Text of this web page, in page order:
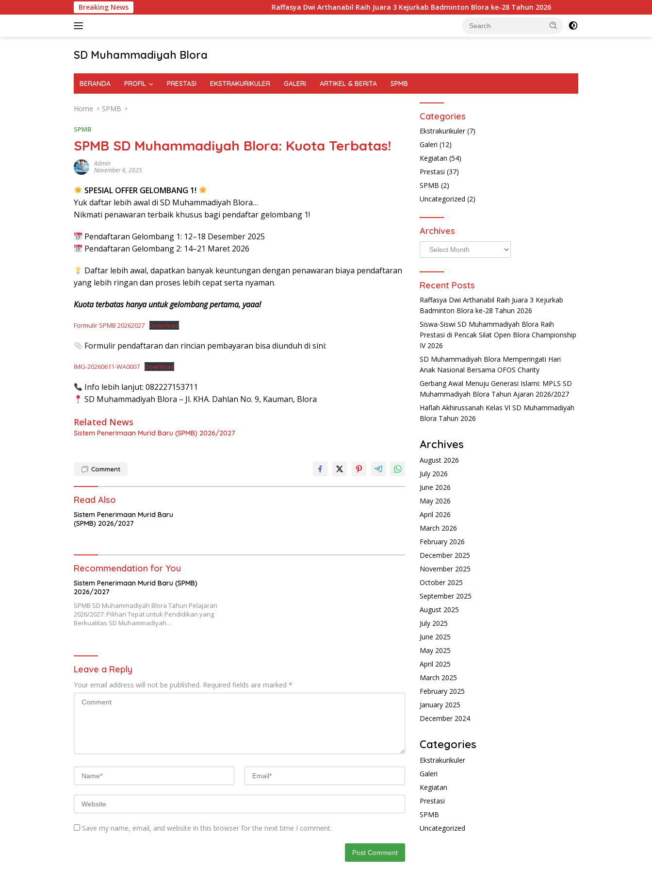
to
Breaking News Raffasya Dwi Arthanabil Raih Juara 3 Kejurkab Badminton Blora ke-28 Tahun 2026
SD Muhammadiyah Blora
BERANDA PROFIL PRESTASI EKSTRAKURIKULER GALERI ARTIKEL & BERITA SPMB
Home SPMB
SPMB
SPMB SD Muhammadiyah Blora: Kuota Terbatas!
Admin
November 6, 2025
SPESIAL OFFER GELOMBANG 1!
Yuk daftar lebih awal di SD Muhammadiyah Blora…
Nikmati penawaran terbaik khusus bagi pendaftar gelombang 1!
Pendaftaran Gelombang 1: 12–18 Desember 2025
Pendaftaran Gelombang 2: 14–21 Maret 2026
Daftar lebih awal, dapatkan banyak keuntungan dengan penawaran biaya pendaftaran
yang lebih ringan dan proses lebih cepat serta nyaman.
Kuota terbatas hanya untuk gelombang pertama, yaaa!
Formulir SPMB 20262027 Download
Formulir pendaftaran dan rincian pembayaran bisa diunduh di sini:
IMG-20260611-WA0007 Download
Info lebih lanjut: 082227153711
SD Muhammadiyah Blora – Jl. KHA. Dahlan No. 9, Kauman, Blora
Related News
Sistem Penerimaan Murid Baru (SPMB) 2026/2027
Comment
Read Also
Sistem Penerimaan Murid Baru
(SPMB) 2026/2027
Recommendation for You
Sistem Penerimaan Murid Baru (SPMB)
2026/2027
SPMB SD Muhammadiyah Blora Tahun Pelajaran
2026/2027: Pilihan Tepat untuk Pendidikan yang
Berkualitas SD Muhammadiyah…
Leave a Reply
Your email address will not be published. Required fields are marked *
Save my name, email, and website in this browser for the next time I comment.
Categories
Ekstrakurikuler(7)
Galeri (12)
Kegiatan (54)
Prestasi (37)
SPMB (2)
Uncategorized (2)
Archives
Archives
Recent Posts
Raffasya Dwi Arthanabil Raih Juara 3 Kejurkab
Badminton Blora ke-28 Tahun 2026
Siswa-Siswi SD Muhammadiyah Blora Raih
Prestasi di Pencak Silat Open Blora Championship
IV 2026
SD Muhammadiyah Blora Memperingati Hari
Anak Nasional Bersama OFOS Charity
Gerbang Awal Menuju Generasi Islami: MPLS SD
Muhammadiyah Blora Tahun Ajaran 2026/2027
Haflah Akhirussanah Kelas VI SD Muhammadiyah
Blora Tahun 2026
Archives
August 2026
July 2026
June 2026
May 2026
April 2026
March 2026
February 2026
December 2025
November 2025
October 2025
September 2025
August 2025
July 2025
June 2025
May 2025
April 2025
March 2025
February 2025
January 2025
December 2024
Categories
Ekstrakurikuler
Galeri
Kegiatan
Prestasi
SPMB
Uncategorized